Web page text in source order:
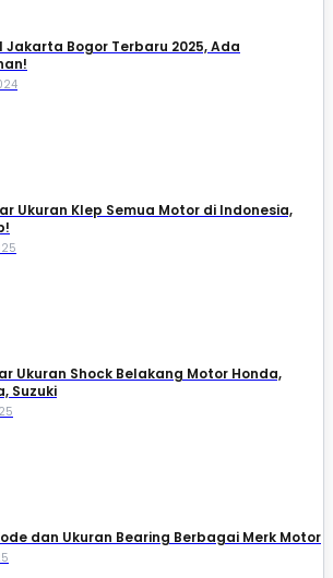
Jakarta Bogor Terbaru 2025, Ada
Ukuran Klep Semua Motor di Indonesia,
Ukuran Shock Belakang Motor Honda,
Suzuki​
dan Ukuran Bearing Berbagai Merk Motor